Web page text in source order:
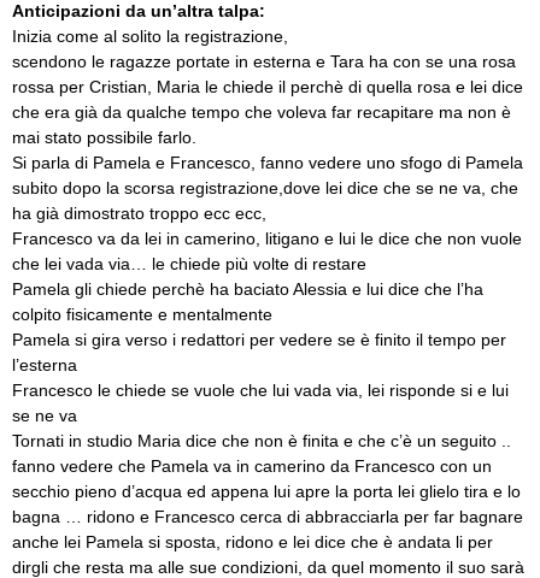
Anticipazioni da un’altra talpa:
Inizia come al solito la registrazione,
scendono le ragazze portate in esterna e Tara ha con se una rosa
rossa per Cristian, Maria le chiede il perchè di quella rosa e lei dice
che era già da qualche tempo che voleva far recapitare ma non è
mai stato possibile farlo.
Si parla di Pamela e Francesco, fanno vedere uno sfogo di Pamela
subito dopo la scorsa registrazione,dove lei dice che se ne va, che
ha già dimostrato troppo ecc ecc,
Francesco va da lei in camerino, litigano e lui le dice che non vuole
che lei vada via… le chiede più volte di restare
Pamela gli chiede perchè ha baciato Alessia e lui dice che l’ha
colpito fisicamente e mentalmente
Pamela si gira verso i redattori per vedere se è finito il tempo per
l’esterna
Francesco le chiede se vuole che lui vada via, lei risponde si e lui
se ne va
Tornati in studio Maria dice che non è finita e che c’è un seguito ..
fanno vedere che Pamela va in camerino da Francesco con un
secchio pieno d’acqua ed appena lui apre la porta lei glielo tira e lo
bagna … ridono e Francesco cerca di abbracciarla per far bagnare
anche lei Pamela si sposta, ridono e lei dice che è andata li per
dirgli che resta ma alle sue condizioni, da quel momento il suo sarà